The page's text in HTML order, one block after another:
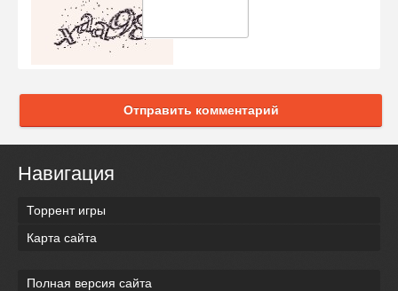
Отправить комментарий
Навигация
Торрент игры
Карта сайта
Полная версия сайта